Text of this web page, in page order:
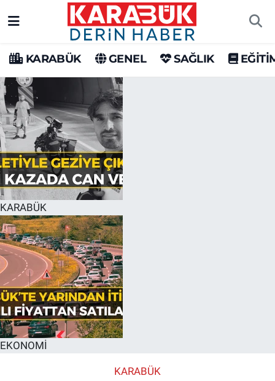
KARABÜK GENEL SAĞLIK
KARABÜK
EKONOMİ
KARABÜK
Karabük Hava Durumu
Karabük Trafik Yoğunluk Haritası
Süper Lig Puan Durumu ve Fikstür
Tüm Manşetler
Son Dakika Haberleri
Haber Arşivi